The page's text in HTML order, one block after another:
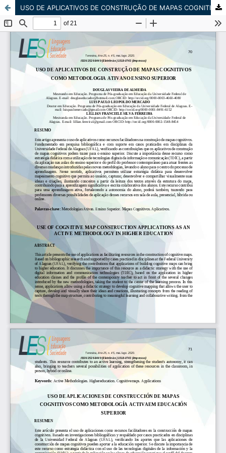
USO DE APLICATIVOS DE CONSTRUÇÃO DE MAPAS COGNITIVOS COMO METODOLOGIA ATIVANO ENSINO SUPERIOR